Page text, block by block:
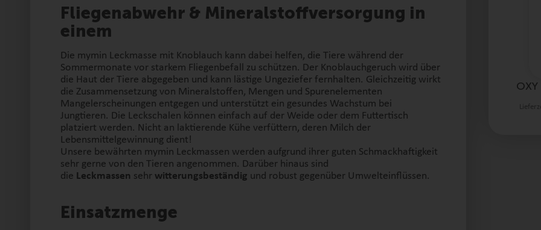
Fliegenabwehr & Mineralstoffversorgung in
einem
Die mymin Leckmasse mit Knoblauch kann dabei helfen, die Tiere während der
Sommermonate vor starkem Fliegenbefall zu schützen. Der Knoblauchgeruch wird über
die Haut der Tiere abgegeben und kann lästige Ungeziefer fernhalten. Gleichzeitig wirkt
die Zusammensetzung von Mineralstoffen, Mengen und Spurenelementen
Mangelerscheinungen entgegen und unterstützt ein gesundes Wachstum bei
Jungtieren. Die Leckschalen können einfach auf der Weide oder dem Futtertisch
platziert werden. Nicht an laktierende Kühe verfüttern, deren Milch der
Lebensmittelgewinnung dient!
Unsere bewährten mymin Leckmassen werden aufgrund ihrer guten Schmackhaftigkeit
sehr gerne von den Tieren angenommen. Darüber hinaus sind
die Leckmassen sehr witterungsbeständig und robust gegenüber Umwelteinflüssen.
Einsatzmenge